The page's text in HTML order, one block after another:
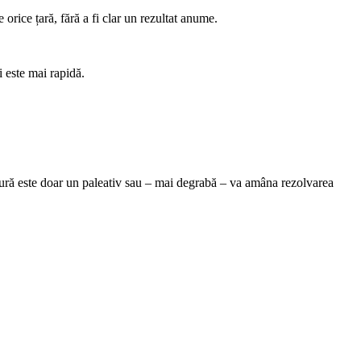
orice țară, fără a fi clar un rezultat anume.
mai rapidă.
este doar un paleativ sau – mai degrabă – va amâna rezolvarea